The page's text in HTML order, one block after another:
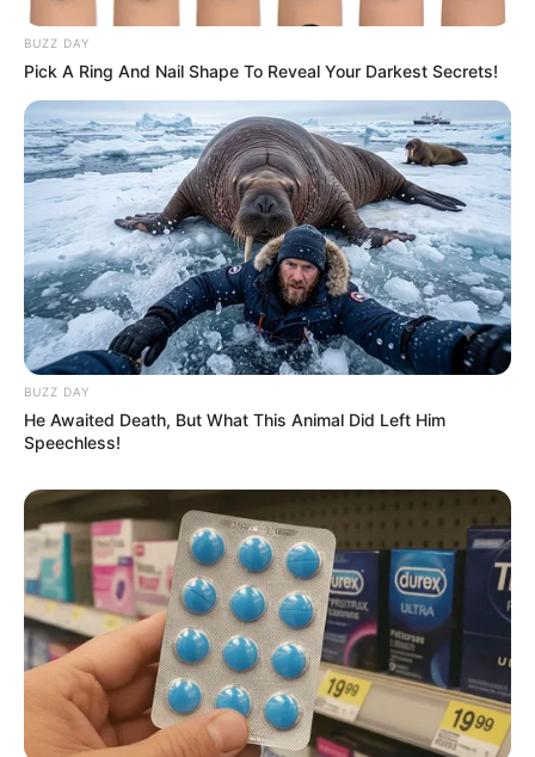
BUZZ DAY
Pick A Ring And Nail Shape To Reveal Your Darkest Secrets!
BUZZ DAY
He Awaited Death, But What This Animal Did Left Him
Speechless!